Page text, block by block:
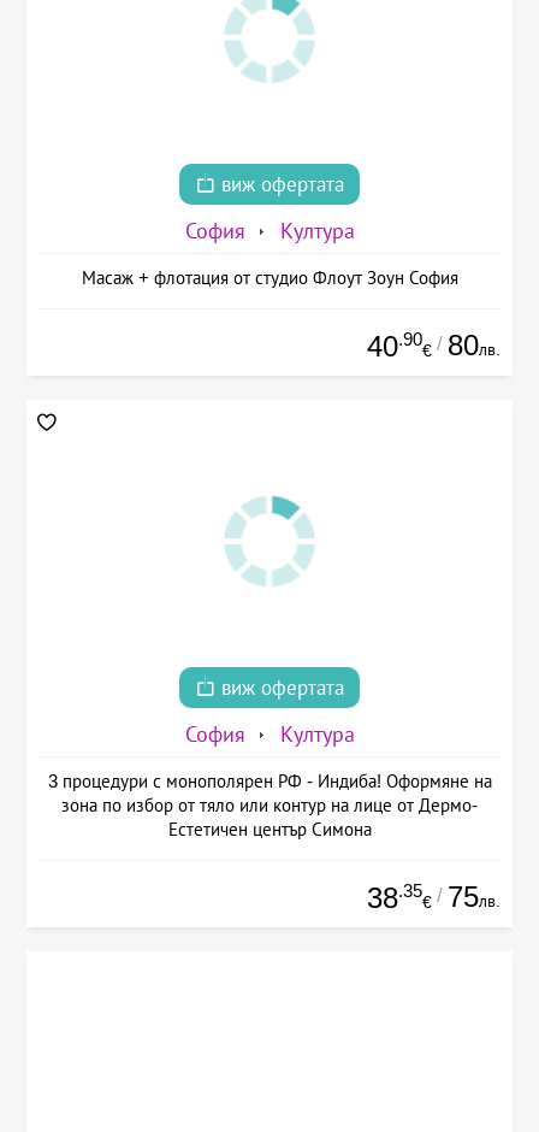
виж офертата
София Култура
Масаж + флотация от студио Флоут Зоун София
40.90
€ / 80лв.
виж офертата
София Култура
3 процедури с монополярен РФ - Индиба! Оформяне на
зона по избор от тяло или контур на лице от Дермо-
Естетичен център Симона
38.35
€ / 75лв.